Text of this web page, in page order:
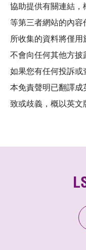
協助提供有關連結
等第三者網站的內容
所收集的資料將僅
不會向任何其他方披
如果您有任何投訴或
本免責聲明已翻譯成
致或歧義，概以英文